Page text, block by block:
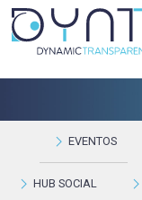
EVENTOS
HUB SOCIAL